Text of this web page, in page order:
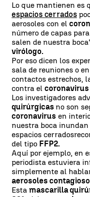
Lo que mantienen es
espacios cerrados
aerosoles con el
número de capas
salen de nuestra
virólogo.
Por eso dicen los
sala de reuniones o
contactos estrechos,
contra el coronavirus
Los investigadores
quirúrgicas no son
coronavirus en
nuestra boca inundan
espacios cerrados
del tipo FFP2.
Aquí por ejemplo, en
periodista estuviera
simplemente al
aerosoles
Esta mascarilla